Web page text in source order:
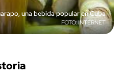
una bebida popular en Cuba
INTERNET